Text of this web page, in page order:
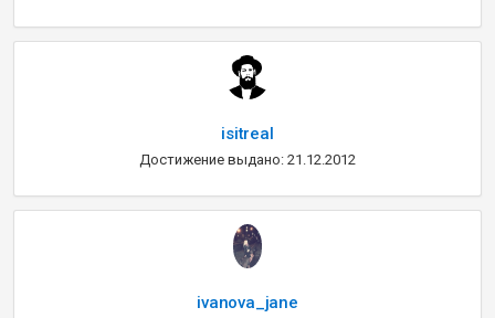
isitreal
Достижение выдано: 21.12.2012
ivanova_jane